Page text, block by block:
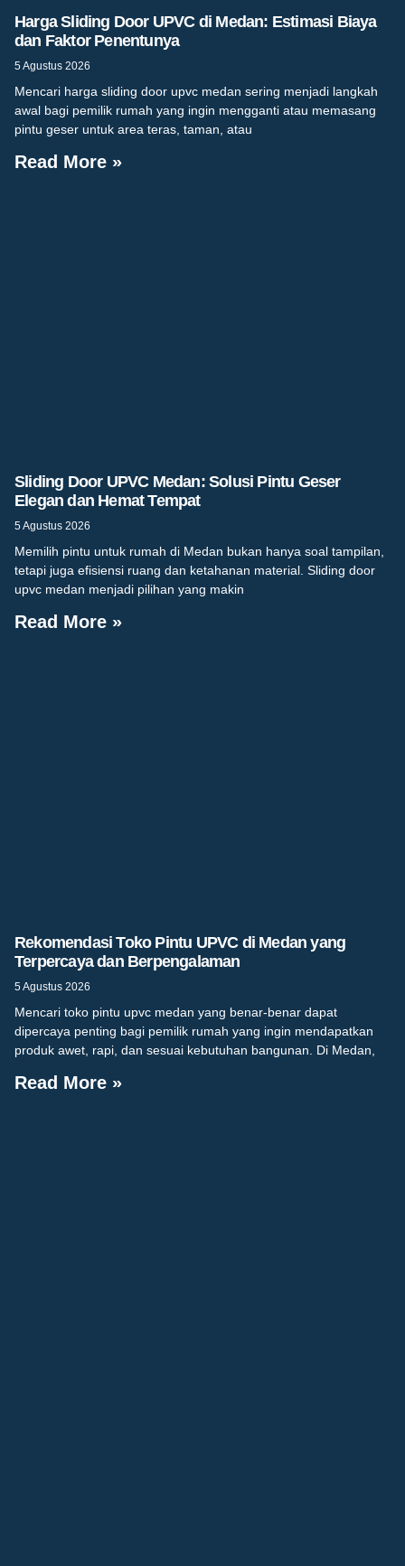
Harga Sliding Door UPVC di Medan: Estimasi Biaya
dan Faktor Penentunya
5 Agustus 2026
Mencari harga sliding door upvc medan sering menjadi langkah
awal bagi pemilik rumah yang ingin mengganti atau memasang
pintu geser untuk area teras, taman, atau
Read More »
Sliding Door UPVC Medan: Solusi Pintu Geser
Elegan dan Hemat Tempat
5 Agustus 2026
Memilih pintu untuk rumah di Medan bukan hanya soal tampilan,
tetapi juga efisiensi ruang dan ketahanan material. Sliding door
upvc medan menjadi pilihan yang makin
Read More »
Rekomendasi Toko Pintu UPVC di Medan yang
Terpercaya dan Berpengalaman
5 Agustus 2026
Mencari toko pintu upvc medan yang benar-benar dapat
dipercaya penting bagi pemilik rumah yang ingin mendapatkan
produk awet, rapi, dan sesuai kebutuhan bangunan. Di Medan,
Read More »